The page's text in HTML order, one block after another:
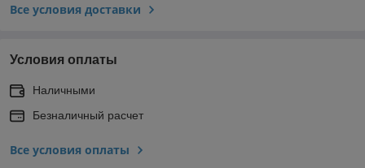
Все условия доставки
Условия оплаты
Наличными
Безналичный расчет
Все условия оплаты